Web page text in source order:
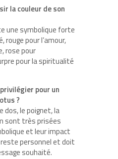
la couleur de son
une symbolique forte
rouge pour l’amour,
rose pour
pour la spiritualité
pour un
?
dos, le poignet, la
sont très prisées
et leur impact
personnel et doit
souhaité.